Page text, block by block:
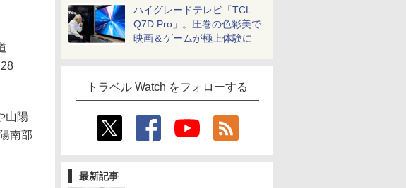
ハイグレードテレビ「TCL
Q7D Pro」。圧巻の色彩美で
映画＆ゲームが極上体験に
トラベル Watch をフォローする
最新記事
山陽
南部